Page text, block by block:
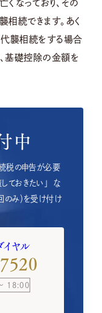
なっており、その
続できます。あく
代襲相続をする場合
基礎控除の金額を
中
続税の申告が必要
ておきたい」 な
のみ）を受け付け
ヤル
18:00